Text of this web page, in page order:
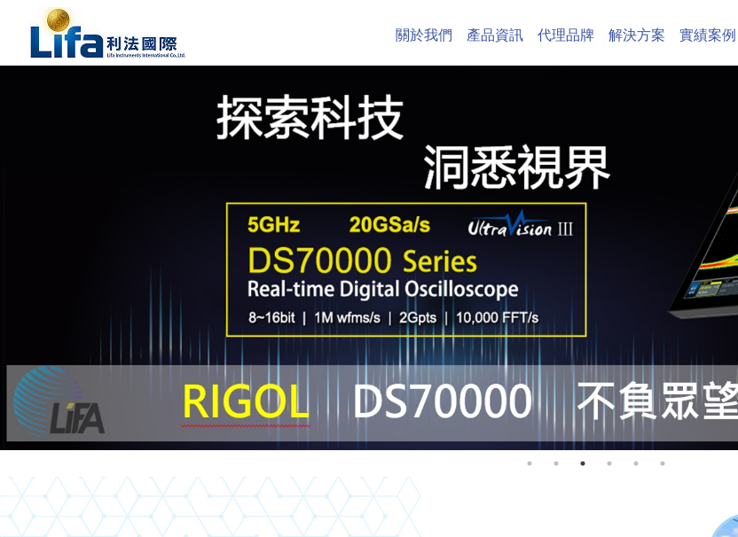
關於我們 產品資訊 代理品牌 解決方案 實績案例